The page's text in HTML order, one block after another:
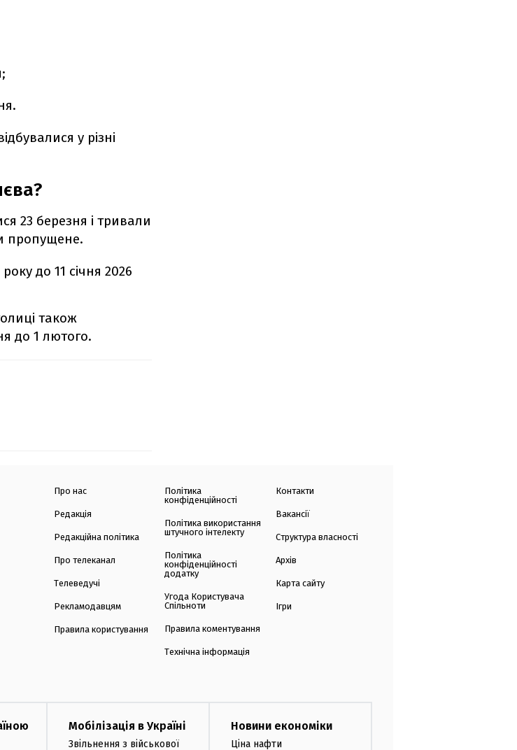
у різні
23 березня і тривали
пропущене.
до 11 січня 2026
також
до 1 лютого.
Про нас
Редакція
Редакційна політика
Про телеканал
Телеведучі
Рекламодавцям
Правила користування
Політика
конфіденційності
Політика використання
штучного інтелекту
Політика
конфіденційності
додатку
Угода Користувача
Спільноти
Правила коментування
Технічна інформація
Контакти
Вакансії
Структура власності
Архів
Карта сайту
Ігри
Мобілізація в Україні
Звільнення з військової
Новини економіки
Ціна нафти